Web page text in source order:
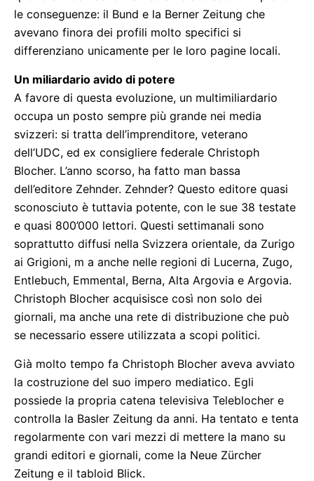
le conseguenze: il Bund e la Berner Zeitung che
avevano finora dei profili molto specifici si
differenziano unicamente per le loro pagine locali.
Un miliardario avido di potere
A favore di questa evoluzione, un multimiliardario
occupa un posto sempre più grande nei media
svizzeri: si tratta dell’imprenditore, veterano
dell’UDC, ed ex consigliere federale Christoph
Blocher. L’anno scorso, ha fatto man bassa
dell’editore Zehnder. Zehnder? Questo editore quasi
sconosciuto è tuttavia potente, con le sue 38 testate
e quasi 800’000 lettori. Questi settimanali sono
soprattutto diffusi nella Svizzera orientale, da Zurigo
ai Grigioni, m a anche nelle regioni di Lucerna, Zugo,
Entlebuch, Emmental, Berna, Alta Argovia e Argovia.
Christoph Blocher acquisisce così non solo dei
giornali, ma anche una rete di distribuzione che può
se necessario essere utilizzata a scopi politici.
Già molto tempo fa Christoph Blocher aveva avviato
la costruzione del suo impero mediatico. Egli
possiede la propria catena televisiva Teleblocher e
controlla la Basler Zeitung da anni. Ha tentato e tenta
regolarmente con vari mezzi di mettere la mano su
grandi editori e giornali, come la Neue Zürcher
Zeitung e il tabloid Blick.